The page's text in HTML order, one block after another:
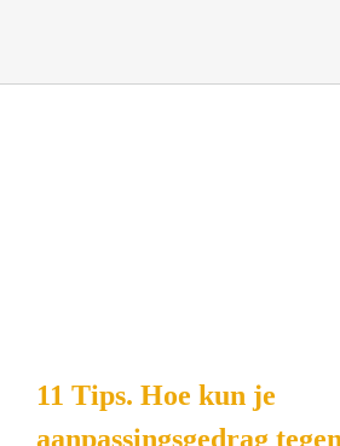
11 Tips. Hoe kun je
aanpassingsgedrag